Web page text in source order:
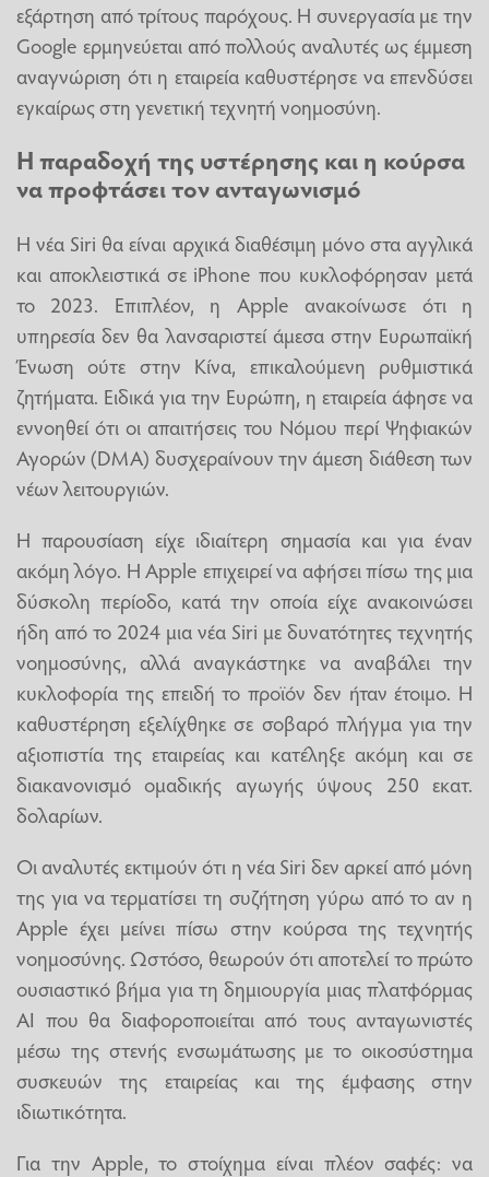
εξάρτηση από τρίτους παρόχους. Η συνεργασία με την
Google ερμηνεύεται από πολλούς αναλυτές ως έμμεση
αναγνώριση ότι η εταιρεία καθυστέρησε να επενδύσει
εγκαίρως στη γενετική τεχνητή νοημοσύνη.
Η παραδοχή της υστέρησης και η κούρσα
να προφτάσει τον ανταγωνισμό
Η νέα Siri θα είναι αρχικά διαθέσιμη μόνο στα αγγλικά
και αποκλειστικά σε iPhone που κυκλοφόρησαν μετά
το 2023. Επιπλέον, η Apple ανακοίνωσε ότι η
υπηρεσία δεν θα λανσαριστεί άμεσα στην Ευρωπαϊκή
Ένωση ούτε στην Κίνα, επικαλούμενη ρυθμιστικά
ζητήματα. Ειδικά για την Ευρώπη, η εταιρεία άφησε να
εννοηθεί ότι οι απαιτήσεις του Νόμου περί Ψηφιακών
Αγορών (DMA) δυσχεραίνουν την άμεση διάθεση των
νέων λειτουργιών.
Η παρουσίαση είχε ιδιαίτερη σημασία και για έναν
ακόμη λόγο. Η Apple επιχειρεί να αφήσει πίσω της μια
δύσκολη περίοδο, κατά την οποία είχε ανακοινώσει
ήδη από το 2024 μια νέα Siri με δυνατότητες τεχνητής
νοημοσύνης, αλλά αναγκάστηκε να αναβάλει την
κυκλοφορία της επειδή το προϊόν δεν ήταν έτοιμο. Η
καθυστέρηση εξελίχθηκε σε σοβαρό πλήγμα για την
αξιοπιστία της εταιρείας και κατέληξε ακόμη και σε
διακανονισμό ομαδικής αγωγής ύψους 250 εκατ.
δολαρίων.
Οι αναλυτές εκτιμούν ότι η νέα Siri δεν αρκεί από μόνη
της για να τερματίσει τη συζήτηση γύρω από το αν η
Apple έχει μείνει πίσω στην κούρσα της τεχνητής
νοημοσύνης. Ωστόσο, θεωρούν ότι αποτελεί το πρώτο
ουσιαστικό βήμα για τη δημιουργία μιας πλατφόρμας
AI που θα διαφοροποιείται από τους ανταγωνιστές
μέσω της στενής ενσωμάτωσης με το οικοσύστημα
συσκευών της εταιρείας και της έμφασης στην
ιδιωτικότητα.
Για την Apple, το στοίχημα είναι πλέον σαφές: να